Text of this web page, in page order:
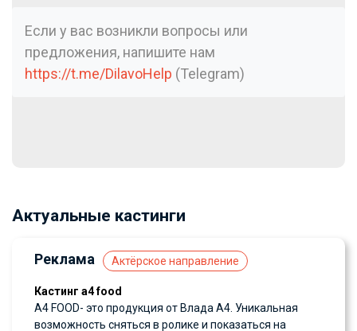
Если у вас возникли вопросы или
предложения, напишите нам
https://t.me/DilavoHelp (Telegram)
Актуальные кастинги
Реклама Актёрское направление
Кастинг а4 food
А4 FOOD- это продукция от Влада А4. Уникальная
возможность сняться в ролике и показаться на